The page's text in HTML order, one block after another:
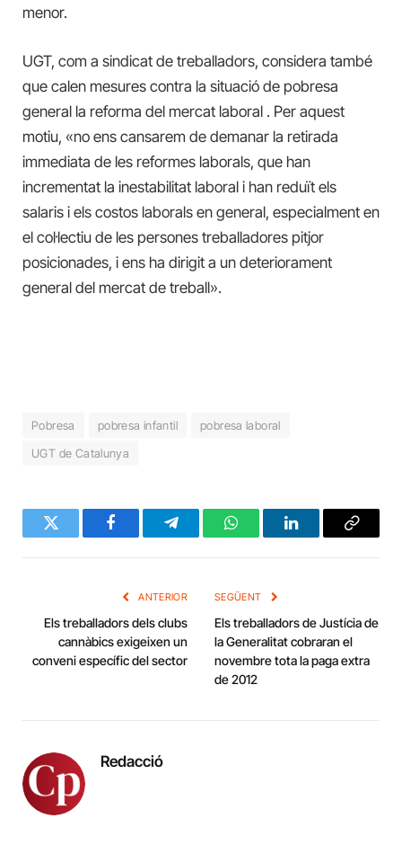
menor.
UGT, com a sindicat de treballadors, considera també
que calen mesures contra la situació de pobresa
general la reforma del mercat laboral . Per aquest
motiu, «no ens cansarem de demanar la retirada
immediata de les reformes laborals, que han
incrementat la inestabilitat laboral i han reduït els
salaris i els costos laborals en general, especialment en
el col·lectiu de les persones treballadores pitjor
posicionades, i ens ha dirigit a un deteriorament
general del mercat de treball».
Pobresa pobresa infantil
pobresa laboral
UGT de Catalunya
Twitter FacebookTelegramWhatsAppLinkedInCopy
ANTERIOR
Els treballadors dels clubs
cannàbics exigeixen un
conveni específic del sector
SEGÜENT
Els treballadors de Justícia de
la Generalitat cobraran el
novembre tota la paga extra
de 2012
Redacció